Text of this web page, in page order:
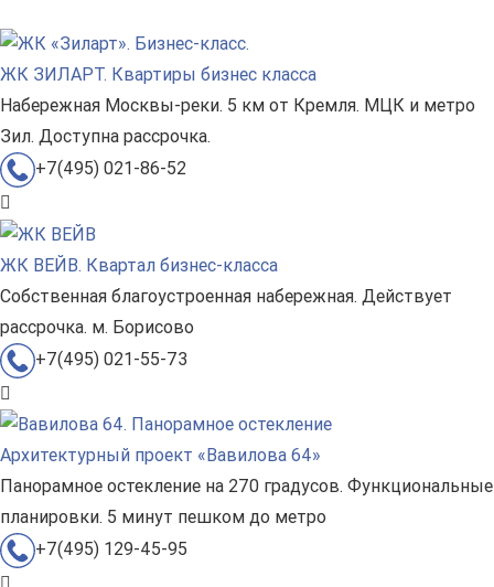
ЖК ЗИЛАРТ. Квартиры бизнес класса
Набережная Москвы-реки. 5 км от Кремля. МЦК и метро
Зил. Доступна рассрочка.
+7(495) 021-86-52
ЖК ВЕЙВ. Квартал бизнес-класса
Собственная благоустроенная набережная. Действует
рассрочка. м. Борисово
+7(495) 021-55-73
Архитектурный проект «Вавилова 64»
Панорамное остекление на 270 градусов. Функциональные
планировки. 5 минут пешком до метро
+7(495) 129-45-95